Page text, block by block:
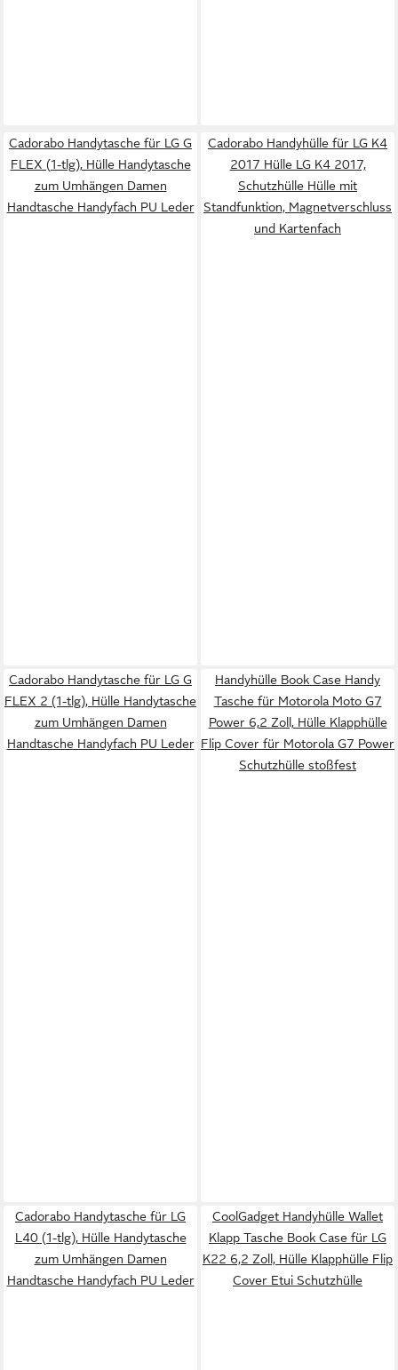
Cadorabo Handytasche für LG G
FLEX (1-tlg), Hülle Handytasche
zum Umhängen Damen
Handtasche Handyfach PU Leder
Cadorabo Handyhülle für LG K4
2017 Hülle LG K4 2017,
Schutzhülle Hülle mit
Standfunktion, Magnetverschluss
und Kartenfach
Cadorabo Handytasche für LG G
FLEX 2 (1-tlg), Hülle Handytasche
zum Umhängen Damen
Handtasche Handyfach PU Leder
Handyhülle Book Case Handy
Tasche für Motorola Moto G7
Power 6,2 Zoll, Hülle Klapphülle
Flip Cover für Motorola G7 Power
Schutzhülle stoßfest
Cadorabo Handytasche für LG
L40 (1-tlg), Hülle Handytasche
zum Umhängen Damen
Handtasche Handyfach PU Leder
CoolGadget Handyhülle Wallet
Klapp Tasche Book Case für LG
K22 6,2 Zoll, Hülle Klapphülle Flip
Cover Etui Schutzhülle